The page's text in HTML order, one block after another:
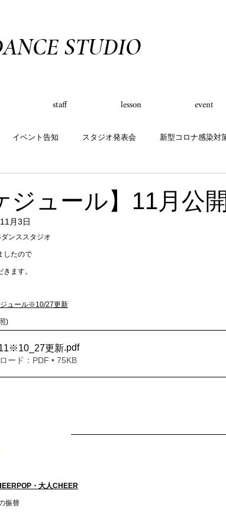
STUDIO
staff lesson event
イベント告知 スタジオ発表会 新型コロナ感染対
制クラス
ジュール】11月公
月3日
ンススタジオ
したので
ます。
ュール※10/27更新
)
更新.pdf
ード：PDF • 75KB
・大人CHEER
振替